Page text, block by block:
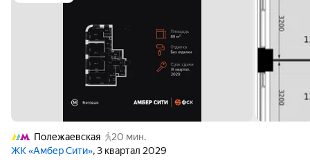
Полежаевская
20 мин.
ЖК «Амбер Сити», 3 квартал 2029